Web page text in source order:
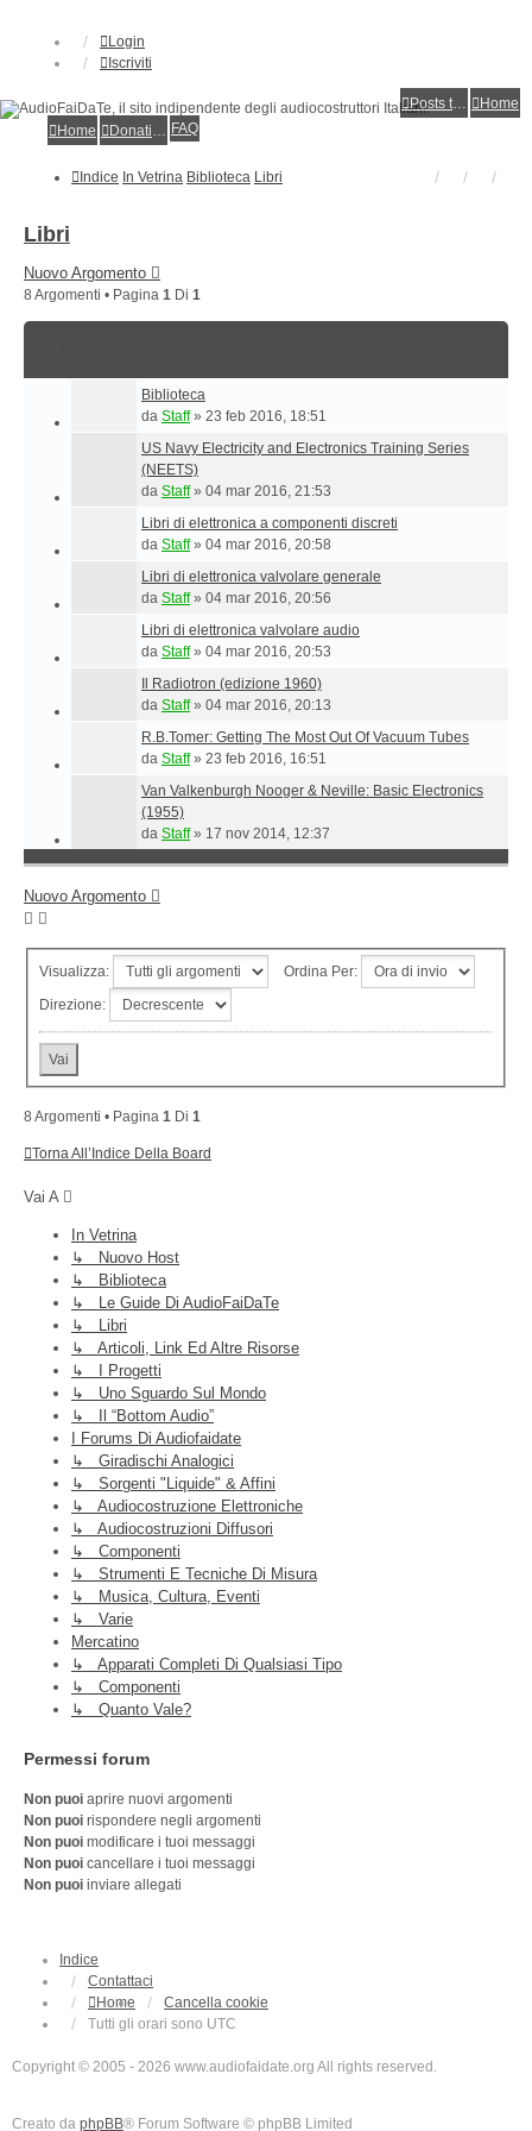
Login
Iscriviti
Posts toplist
Home
Home
Donations FAQ
Indice In Vetrina Biblioteca Libri
Libri
Nuovo Argomento
8 Argomenti • Pagina 1 Di 1
Biblioteca
da Staff» 23 feb 2016, 18:51
US Navy Electricity and Electronics Training Series
(NEETS)
da Staff» 04 mar 2016, 21:53
Libri di elettronica a componenti discreti
da Staff» 04 mar 2016, 20:58
Libri di elettronica valvolare generale
da Staff» 04 mar 2016, 20:56
Libri di elettronica valvolare audio
da Staff» 04 mar 2016, 20:53
Il Radiotron (edizione 1960)
da Staff» 04 mar 2016, 20:13
R.B.Tomer: Getting The Most Out Of Vacuum Tubes
da Staff» 23 feb 2016, 16:51
Van Valkenburgh Nooger & Neville: Basic Electronics
(1955)
da Staff» 17 nov 2014, 12:37
Nuovo Argomento
Visualizza:
Ordina Per:
Direzione:
8 Argomenti • Pagina 1 Di 1
Torna All’Indice Della Board
Vai A
In Vetrina
↳ Nuovo Host
↳ Biblioteca
↳ Le Guide Di AudioFaiDaTe
↳ Libri
↳ Articoli, Link Ed Altre Risorse
↳ I Progetti
↳ Uno Sguardo Sul Mondo
↳ Il “Bottom Audio”
I Forums Di Audiofaidate
↳ Giradischi Analogici
↳ Sorgenti "liquide" & Affini
↳ Audiocostruzione Elettroniche
↳ Audiocostruzioni Diffusori
↳ Componenti
↳ Strumenti E Tecniche Di Misura
↳ Musica, Cultura, Eventi
↳ Varie
Mercatino
↳ Apparati Completi Di Qualsiasi Tipo
↳ Componenti
↳ Quanto Vale?
Permessi forum
Non puoi aprire nuovi argomenti
Non puoi rispondere negli argomenti
Non puoi modificare i tuoi messaggi
Non puoi cancellare i tuoi messaggi
Non puoi inviare allegati
Indice
Contattaci
Home
Cancella cookie
Tutti gli orari sono UTC
Copyright © 2005 - 2026 www.audiofaidate.org All rights reserved.
Creato da phpBB® Forum Software © phpBB Limited